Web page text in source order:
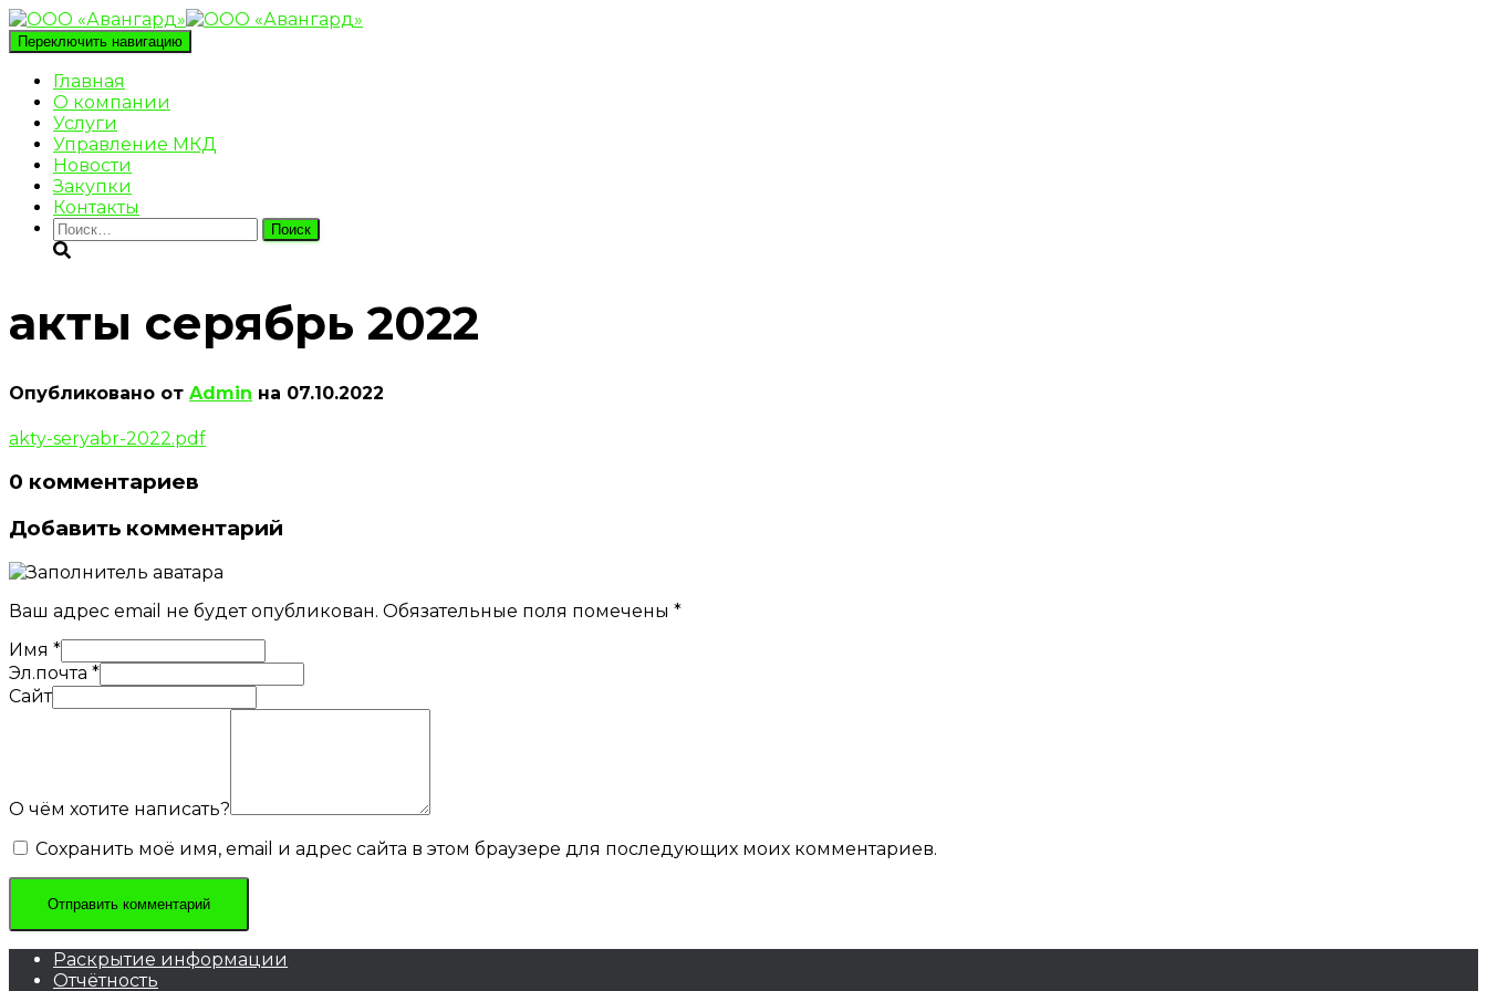
Переключить навигацию
Главная
О компании
Услуги
Управление МКД
Новости
Закупки
Контакты
Найти:
акты серябрь 2022
Опубликовано от Admin на 07.10.2022
akty-seryabr-2022.pdf
0 комментариев
Добавить комментарий
Ваш адрес email не будет опубликован. Обязательные поля помечены *
Имя *
Эл.почта *
Сайт
О чём хотите написать?
Сохранить моё имя, email и адрес сайта в этом браузере для последующих моих комментариев.
Раскрытие информации
Отчётность